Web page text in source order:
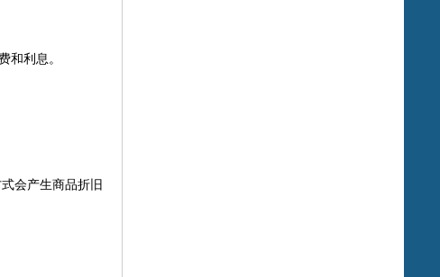
和利息。‌‌
会产生商品折旧